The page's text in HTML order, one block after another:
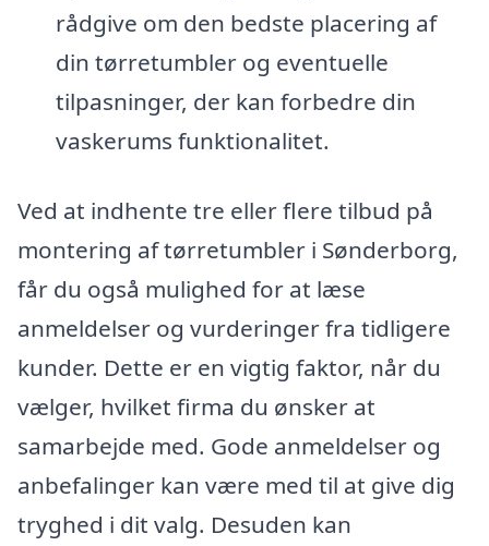
rådgive om den bedste placering af
din tørretumbler og eventuelle
tilpasninger, der kan forbedre din
vaskerums funktionalitet.
Ved at indhente tre eller flere tilbud på
montering af tørretumbler i Sønderborg,
får du også mulighed for at læse
anmeldelser og vurderinger fra tidligere
kunder. Dette er en vigtig faktor, når du
vælger, hvilket firma du ønsker at
samarbejde med. Gode anmeldelser og
anbefalinger kan være med til at give dig
tryghed i dit valg. Desuden kan